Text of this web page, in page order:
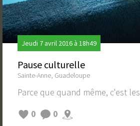
Jeudi 7 avril 2016 à 18h49
Pause culturelle
Sainte-Anne, Guadeloupe
Parce que quand même, c'est
0
0